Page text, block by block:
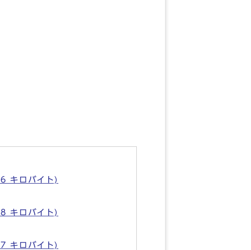
キロバイト)
キロバイト)
キロバイト)